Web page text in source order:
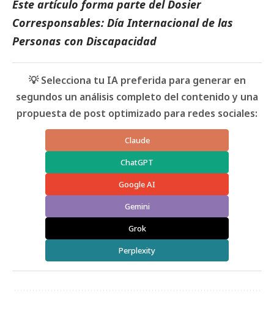
Este artículo forma parte delDosier
Corresponsables: Día Internacional de las
Personas con Discapacidad
💡 Selecciona tu IA preferida para generar en
segundos un análisis completo del contenido y una
propuesta de post optimizado para redes sociales:
Claude
ChatGPT
Google AI
Gemini
Grok
Perplexity